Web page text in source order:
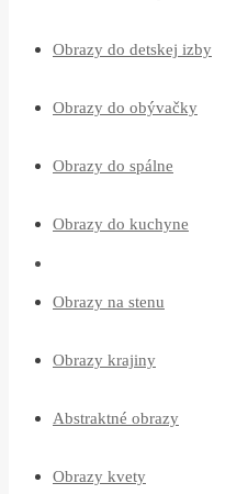
Obrazy do detskej izby
Obrazy do obývačky
Obrazy do spálne
Obrazy do kuchyne
Obrazy na stenu
Obrazy krajiny
Abstraktné obrazy
Obrazy kvety